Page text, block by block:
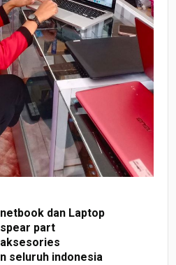
dan Laptop
part
seluruh indonesia